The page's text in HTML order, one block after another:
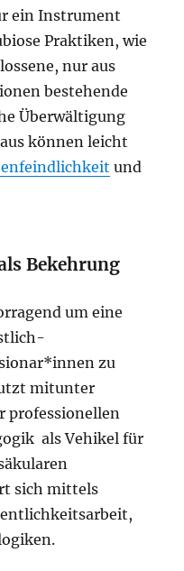
ein Instrument
Praktiken, wie
nur aus
bestehende
Überwältigung
können leicht
und
Bekehrung
um eine
zu
mitunter
professionellen
als Vehikel für
sich mittels